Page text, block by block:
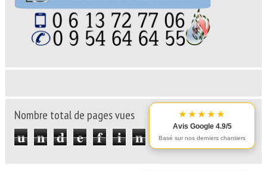
★★★★★
Avis Google 4.9/5
Basé sur nos derniers chantiers
Nombre total de pages vues
u n d e f i n e d